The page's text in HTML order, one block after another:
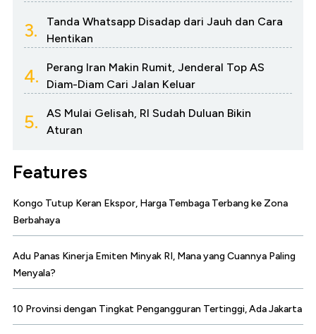
3.
Tanda Whatsapp Disadap dari Jauh dan Cara
Hentikan
4.
Perang Iran Makin Rumit, Jenderal Top AS
Diam-Diam Cari Jalan Keluar
5.
AS Mulai Gelisah, RI Sudah Duluan Bikin
Aturan
Features
Kongo Tutup Keran Ekspor, Harga Tembaga Terbang ke Zona
Berbahaya
Adu Panas Kinerja Emiten Minyak RI, Mana yang Cuannya Paling
Menyala?
10 Provinsi dengan Tingkat Pengangguran Tertinggi, Ada Jakarta